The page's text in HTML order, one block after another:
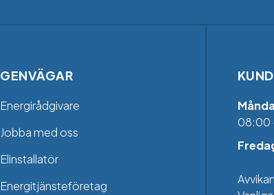
GENVÄGAR
Energirådgivare
Jobba med oss
Elinstallatör
Energitjänsteföretag
08:00